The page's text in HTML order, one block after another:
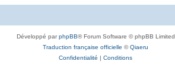
Développé parphpBB® Forum Software © phpBB Limited
Traduction française officielle ©Qiaeru
Confidentialité | Conditions